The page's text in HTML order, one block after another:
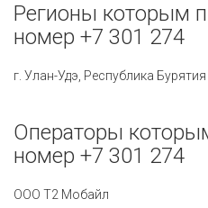
Регионы которым
номер +7 301 274
г. Улан-Удэ, Республика Бурятия
Операторы
номер +7 301 274
ООО Т2 Мобайл